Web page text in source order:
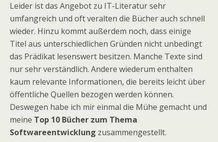
Leider ist das Angebot zu IT-Literatur sehr
umfangreich und oft veralten die Bücher auch schnell
wieder. Hinzu kommt außerdem noch, dass einige
Titel aus unterschiedlichen Gründen nicht unbedingt
das Prädikat lesenswert besitzen. Manche Texte sind
nur sehr verständlich. Andere wiederum enthalten
kaum relevante Informationen, die bereits leicht über
öffentliche Quellen bezogen werden können.
Deswegen habe ich mir einmal die Mühe gemacht und
meine Top 10 Bücher zum Thema
Softwareentwicklung zusammengestellt.